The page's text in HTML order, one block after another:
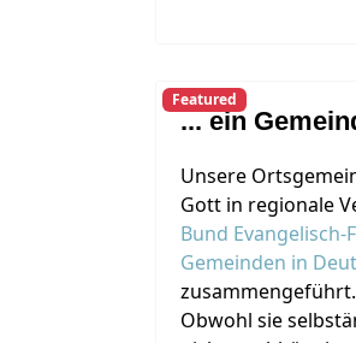
Featured
... ein
Unsere
Gott in regionale
Bund
Gemeinden in
zusammengeführt.
Obwohl sie